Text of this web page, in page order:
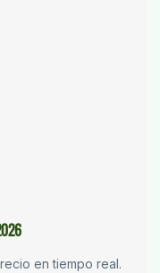
en tiempo real.